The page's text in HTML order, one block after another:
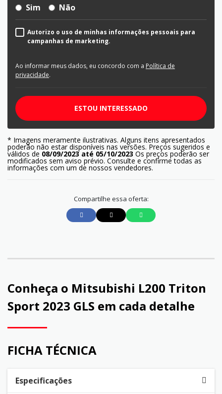
Sim
Não
Autorizo o uso de minhas informações pessoais para
campanhas de marketing.
Ao informar meus dados, eu concordo com a Política de
privacidade.
ESTOU INTERESSADO
* Imagens meramente ilustrativas. Alguns itens apresentados
poderão não estar disponíveis nas versões. Preços sugeridos e
válidos de 08/09/2023 até 05/10/2023 Os preços poderão ser
modificados sem aviso prévio. Consulte e confirme todas as
informações com um de nossos vendedores.
Compartilhe essa oferta:
Conheça o Mitsubishi L200 Triton
Sport 2023 GLS em cada detalhe
FICHA TÉCNICA
Especificações